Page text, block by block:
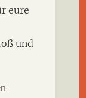
eure
und